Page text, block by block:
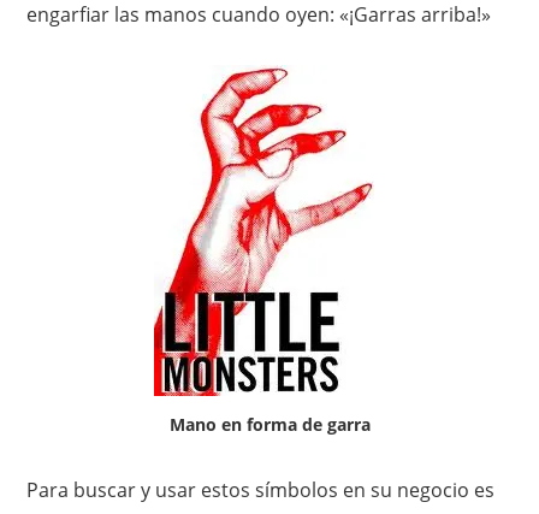
engarfiar las manos cuando oyen: «¡Garras arriba!»
Mano en forma de garra
Para buscar y usar estos símbolos en su negocio es